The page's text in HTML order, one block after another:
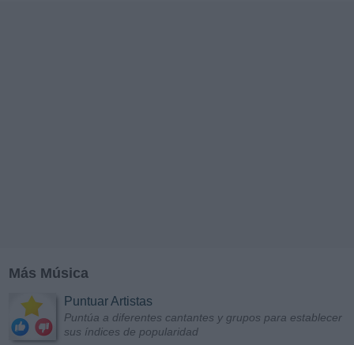
Más Música
Puntuar Artistas
Puntúa a diferentes cantantes y grupos para establecer
sus índices de popularidad